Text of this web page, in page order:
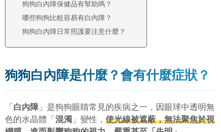
狗狗白內障保健品有幫助嗎？
哪些狗狗比較容易有白內障？
狗狗白內障日常照護要注意什麼？
狗狗白內障是什麼？會有什麼症狀？
「 白內障 」是狗狗眼睛常見的疾病之一，因眼球中透明無
色的水晶體「 混濁 」變性， 使光線被遮蔽，無法聚焦於視